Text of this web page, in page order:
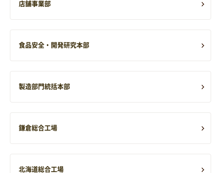
店舗事業部
食品安全・開発研究本部
製造部門統括本部
鎌倉総合工場
北海道総合工場